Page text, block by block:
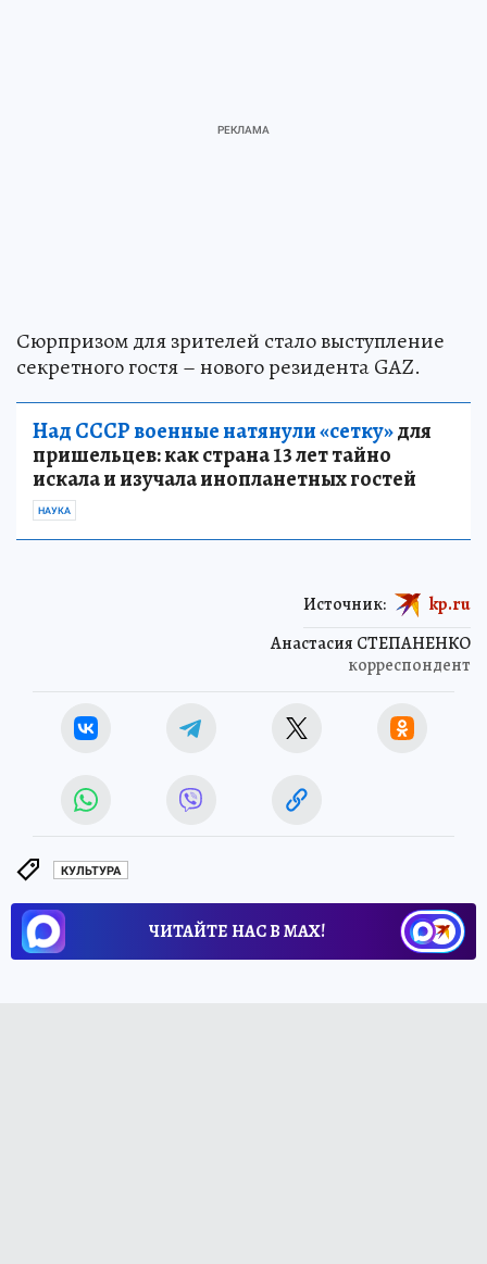
Сюрпризом для зрителей стало выступление
секретного гостя – нового резидента GAZ.
Над СССР военные натянули «сетку»для
пришельцев: как страна 13 лет тайно
искала и изучала инопланетных гостей
НАУКА
Анастасия СТЕПАНЕНКО
корреспондент
Источник: kp.ru
КУЛЬТУРА
ЧИТАЙТЕ НАС В МАХ!